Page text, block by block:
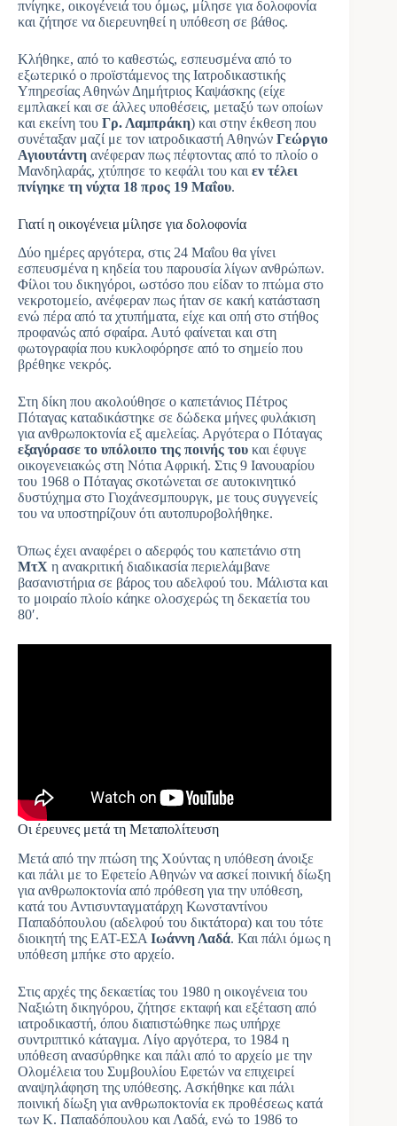
πνίγηκε, οικογένειά του όμως, μίλησε για δολοφονία
και ζήτησε να διερευνηθεί η υπόθεση σε βάθος.
Κλήθηκε, από το καθεστώς, εσπευσμένα από το
εξωτερικό ο προϊστάμενος της Ιατροδικαστικής
Υπηρεσίας Αθηνών Δημήτριος Καψάσκης (είχε
εμπλακεί και σε άλλες υποθέσεις, μεταξύ των οποίων
και εκείνη του Γρ. Λαμπράκη) και στην έκθεση που
συνέταξαν μαζί με τον ιατροδικαστή Αθηνών Γεώργιο
Αγιουτάντη ανέφεραν πως πέφτοντας από το πλοίο ο
Μανδηλαράς, χτύπησε το κεφάλι του και εν τέλει
πνίγηκε τη νύχτα 18 προς 19 Μαΐου.
Γιατί η οικογένεια μίλησε για δολοφονία
Δύο ημέρες αργότερα, στις 24 Μαΐου θα γίνει
εσπευσμένα η κηδεία του παρουσία λίγων ανθρώπων.
Φίλοι του δικηγόροι, ωστόσο που είδαν το πτώμα στο
νεκροτομείο, ανέφεραν πως ήταν σε κακή κατάσταση
ενώ πέρα από τα χτυπήματα, είχε και οπή στο στήθος
προφανώς από σφαίρα. Αυτό φαίνεται και στη
φωτογραφία που κυκλοφόρησε από το σημείο που
βρέθηκε νεκρός.
Στη δίκη που ακολούθησε ο καπετάνιος Πέτρος
Πόταγας καταδικάστηκε σε δώδεκα μήνες φυλάκιση
για ανθρωποκτονία εξ αμελείας. Αργότερα ο Πόταγας
εξαγόρασε το υπόλοιπο της ποινής του και έφυγε
οικογενειακώς στη Νότια Αφρική. Στις 9 Ιανουαρίου
του 1968 ο Πόταγας σκοτώνεται σε αυτοκινητικό
δυστύχημα στο Γιοχάνεσμπουργκ, με τους συγγενείς
του να υποστηρίζουν ότι αυτοπυροβολήθηκε.
Όπως έχει αναφέρει ο αδερφός του καπετάνιο στη
ΜτΧ η ανακριτική διαδικασία περιελάμβανε
βασανιστήρια σε βάρος του αδελφού του. Μάλιστα και
το μοιραίο πλοίο κάηκε ολοσχερώς τη δεκαετία του
80′.
Οι έρευνες μετά τη Μεταπολίτευση
Μετά από την πτώση της Χούντας η υπόθεση άνοιξε
και πάλι με το Εφετείο Αθηνών να ασκεί ποινική δίωξη
για ανθρωποκτονία από πρόθεση για την υπόθεση,
κατά του Αντισυνταγματάρχη Κωνσταντίνου
Παπαδόπουλου (αδελφού του δικτάτορα) και του τότε
διοικητή της ΕΑΤ-ΕΣΑ Ιωάννη Λαδά. Και πάλι όμως η
υπόθεση μπήκε στο αρχείο.
Στις αρχές της δεκαετίας του 1980 η οικογένεια του
Ναξιώτη δικηγόρου, ζήτησε εκταφή και εξέταση από
ιατροδικαστή, όπου διαπιστώθηκε πως υπήρχε
συντριπτικό κάταγμα. Λίγο αργότερα, το 1984 η
υπόθεση ανασύρθηκε και πάλι από το αρχείο με την
Ολομέλεια του Συμβουλίου Εφετών να επιχειρεί
αναψηλάφηση της υπόθεσης. Ασκήθηκε και πάλι
ποινική δίωξη για ανθρωποκτονία εκ προθέσεως κατά
των Κ. Παπαδόπουλου και Λαδά, ενώ το 1986 το